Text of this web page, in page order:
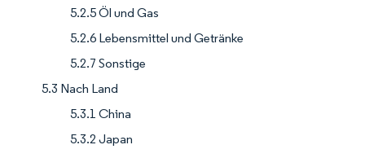
5.2.5 Öl und Gas
5.2.6 Lebensmittel und Getränke
5.2.7 Sonstige
5.3 Nach Land
5.3.1 China
5.3.2 Japan